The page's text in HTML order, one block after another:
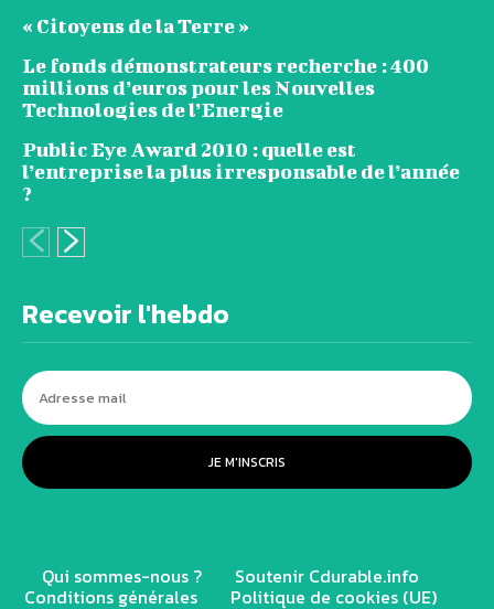
« Citoyens de la Terre »
Le fonds démonstrateurs recherche : 400
millions d’euros pour les Nouvelles
Technologies de l’Energie
Public Eye Award 2010 : quelle est
l’entreprise la plus irresponsable de l’année
?
Recevoir l'hebdo
JE M'INSCRIS
Qui sommes-nous ? Soutenir Cdurable.info
Conditions générales Politique de cookies (UE)